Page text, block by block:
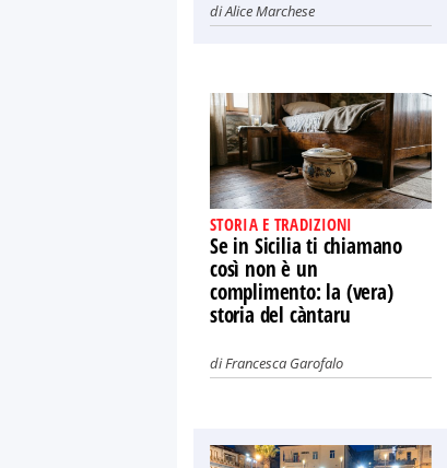
diAlice Marchese
STORIA E TRADIZIONI
Se in Sicilia ti chiamano
così non è un
complimento: la (vera)
storia del càntaru
diFrancesca Garofalo